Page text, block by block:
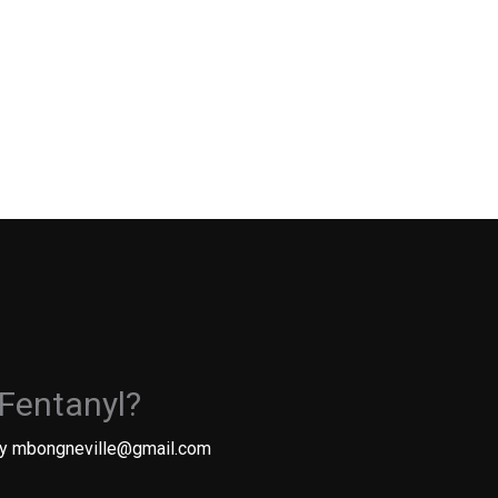
mbongneville@gmail.com